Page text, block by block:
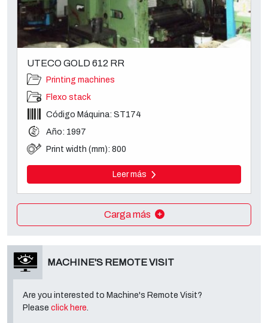
UTECO GOLD 612 RR
Printing machines
Flexo stack
Código Máquina: ST174
Año: 1997
Print width (mm): 800
Leer más
Carga más
MACHINE'S REMOTE VISIT
Are you interested to Machine's Remote Visit?
Please click here.